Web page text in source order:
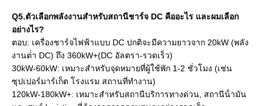
Q5.ตัวเลือกพลังงานสําหรับสถานีชาร์จ DC คืออะไร และผมเลือก
อย่างไร?
ตอบ: เครื่องชาร์จไฟฟ้าแบบ DC ปกติจะมีความยาวจาก 20kW (พลัง
งานต่ํา DC) ถึง 360kW+(DC อัลตรา-รวดเร็ว)
30kW-60kW: เหมาะสําหรับจุดหมายที่ผู้ใช้พัก 1-2 ชั่วโมง (เช่น
ซุปเปอร์มาร์เก็ต โรงแรม สถานที่ทํางาน)
120kW-180kW+: เหมาะสําหรับสถานีบริการทางด่วน, สถานีน้ํามัน